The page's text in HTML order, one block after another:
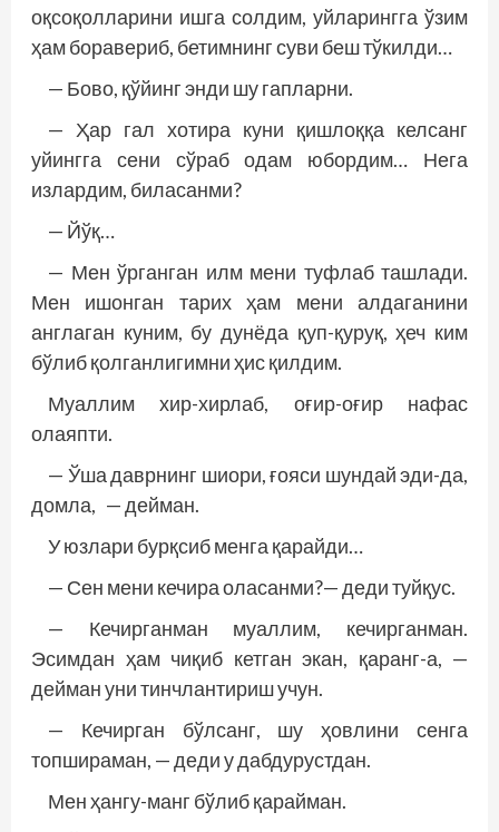
оқсоқолларини ишга солдим, уйларингга ўзим
ҳам боравериб, бетимнинг суви беш тўкилди…
— Бово, қўйинг энди шу гапларни.
— Ҳар гал хотира куни қишлоққа келсанг
уйингга сени сўраб одам юбордим… Нега
излардим, биласанми?
— Йўқ…
— Мен ўрганган илм мени туфлаб ташлади.
Мен ишонган тарих ҳам мени алдаганини
англаган куним, бу дунёда қуп-қуруқ, ҳеч ким
бўлиб қолганлигимни ҳис қилдим.
Муаллим хир-хирлаб, оғир-оғир нафас
олаяпти.
— Ўша даврнинг шиори, ғояси шундай эди-да,
домла, — дейман.
У юзлари бурқсиб менга қарайди…
— Сен мени кечира оласанми?— деди туйқус.
— Кечирганман муаллим, кечирганман.
Эсимдан ҳам чиқиб кетган экан, қаранг-а, —
дейман уни тинчлантириш учун.
— Кечирган бўлсанг, шу ҳовлини сенга
топшираман, — деди у дабдурустдан.
Мен ҳангу-манг бўлиб қарайман.